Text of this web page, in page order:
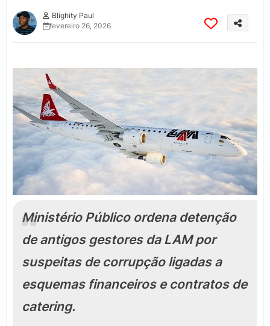
Blighity Paul
fevereiro 26, 2026
Ministério Público ordena detenção
de antigos gestores da LAM por
suspeitas de corrupção ligadas a
esquemas financeiros e contratos de
catering.